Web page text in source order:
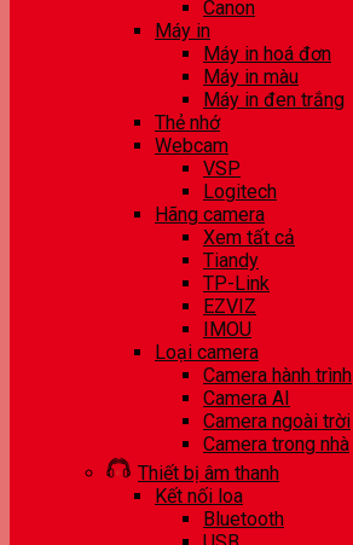
Canon
Máy in
Máy in hoá đơn
Máy in màu
Máy in đen trắng
Thẻ nhớ
Webcam
VSP
Logitech
Hãng camera
Xem tất cả
Tiandy
TP-Link
EZVIZ
IMOU
Loại camera
Camera hành trình
Camera AI
Camera ngoài trời
Camera trong nhà
Thiết bị âm thanh
Kết nối loa
Bluetooth